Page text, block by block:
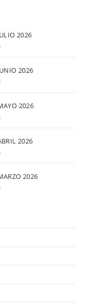
2026
2026
2026
2026
2026